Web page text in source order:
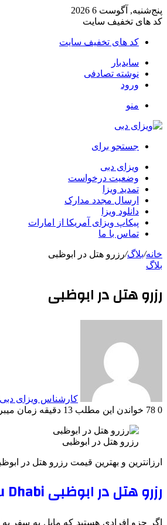
پنج‌شنبه, آگوست 6 2026
کد های تخفیف سایت
کد های تخفیف سایت
سایدبار
نوشته تصادفی
ورود
منو
جستجو برای
ویزای دبی
وضعیت درخواست
تمدید ویزا
ارسال مجدد مدارک
دانلود ویزا
پیکاپ ویزای آمریکا از امارات
تماس با ما
خانه/بلاگ/رزرو هتل در ابوظبی
بلاگ
رزرو هتل در ابوظبی
کارشناس ویزای دبی
0
خواندن این مطلب 13 دقیقه زمان میبرد
رزرو هتل در ابوظبی
ارزانترین و بهترین قیمت رزرو هتل در
رزرو هتل در ابوظبی Hotel reservation in Abu Dhabi
اگر جزو افرادی هستید که مایل به سفر